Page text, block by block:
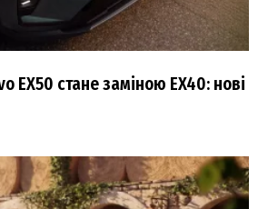
EX50 стане заміною EX40: нові